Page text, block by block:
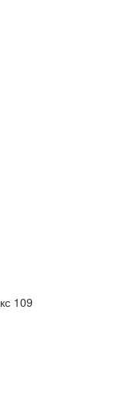
109